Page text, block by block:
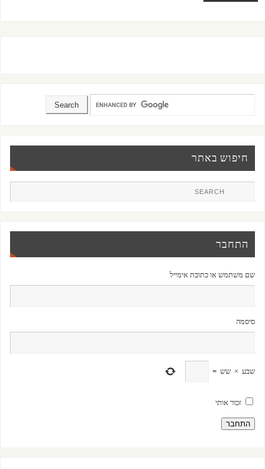
חיפוש באתר
התחבר
שם משתמש או כתובת אימייל
סיסמה
שבע × שש =
זכור אותי
התחבר